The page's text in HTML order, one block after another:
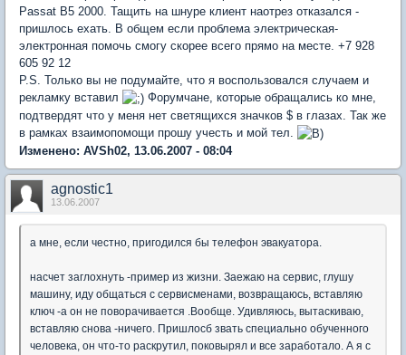
Passat B5 2000. Тащить на шнуре клиент наотрез отказался -
пришлось ехать. В общем если проблема электрическая-
электронная помочь смогу скорее всего прямо на месте. +7 928
605 92 12
P.S. Только вы не подумайте, что я воспользовался случаем и
рекламку вставил
Форумчане, которые обращались ко мне,
подтвердят что у меня нет светящихся значков $ в глазах. Так же
в рамках взаимопомощи прошу учесть и мой тел.
Изменено: AVSh02, 13.06.2007 - 08:04
agnostic1
13.06.2007
а мне, если честно, пригодился бы телефон эвакуатора.
насчет заглохнуть -пример из жизни. Заежаю на сервис, глушу
машину, иду общаться с сервисменами, возвращаюсь, вставляю
ключ -а он не поворачивается .Вообще. Удивляюсь, вытаскиваю,
вставляю снова -ничего. Пришлосб звать специально обученного
человека, он что-то раскрутил, поковырял и все заработало. А я с